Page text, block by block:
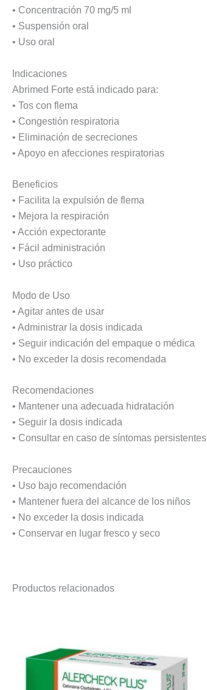
• Concentración 70 mg/5 ml
• Suspensión oral
• Uso oral
Indicaciones
Abrimed Forte está indicado para:
• Tos con flema
• Congestión respiratoria
• Eliminación de secreciones
• Apoyo en afecciones respiratorias
Beneficios
• Facilita la expulsión de flema
• Mejora la respiración
• Acción expectorante
• Fácil administración
• Uso práctico
Modo de Uso
• Agitar antes de usar
• Administrar la dosis indicada
• Seguir indicación del empaque o médica
• No exceder la dosis recomendada
Recomendaciones
• Mantener una adecuada hidratación
• Seguir la dosis indicada
• Consultar en caso de síntomas persistentes
Precauciones
• Uso bajo recomendación
• Mantener fuera del alcance de los niños
• No exceder la dosis indicada
• Conservar en lugar fresco y seco
Productos relacionados